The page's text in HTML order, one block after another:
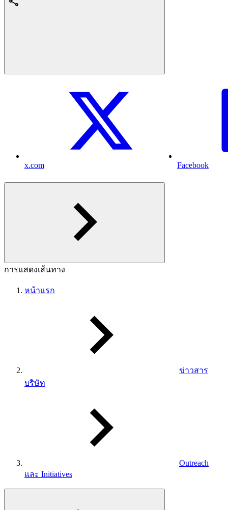
x.com Facebook
การแสดงเส้นทาง
หน้าแรก
ข่าวสาร
บริษัท
Outreach
และ Initiatives